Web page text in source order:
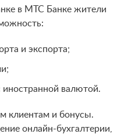
в МТС Банке жители
:
и экспорта;
валютой.
клиентам и бонусы.
онлайн-бухгалтерии,